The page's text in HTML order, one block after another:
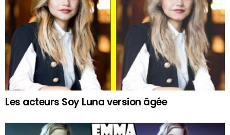
Les acteurs Soy Luna version âgée